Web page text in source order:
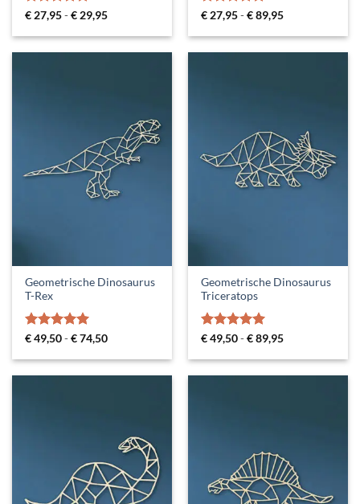
Gewaardeerd
€ 27,95-€ 29,95Prijsklasse:
tot
Gewaardeerd
€ 27,95-€89,95Prijsklasse:
tot
Geometrische Dinosaurus
T-Rex
Gewaardeerd
€49,50-€74,50Prijsklasse:
tot
Geometrische Dinosaurus
Triceratops
Gewaardeerd
€49,50-€89,95Prijsklasse:
tot